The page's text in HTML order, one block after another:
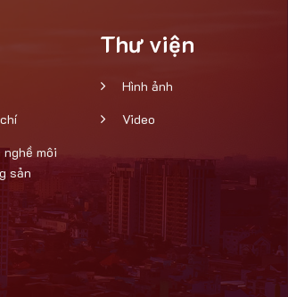
nghề môi
sản
Thư viện
Hình ảnh
Video